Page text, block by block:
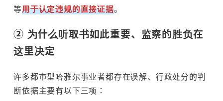
等用于认定违规的直接证据。
② 为什么听取书如此重要、监察的胜负在
这里决定
许多都市型哈雅尔事业者都存在误解、行政处分的判
断依据主要有以下三项：